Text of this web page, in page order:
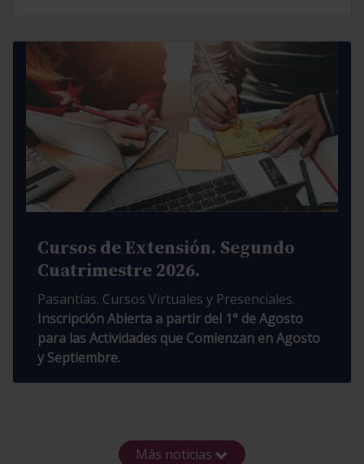
Cursos de Extensión. Segundo
Cuatrimestre 2026.
Pasantías. Cursos Virtuales y Presenciales.
Inscripción Abierta a partir del 1° de Agosto
para las Actividades que Comienzan en Agosto
y Septiembre.
Más noticias